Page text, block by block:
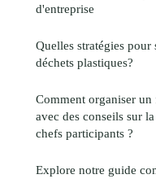
d'entreprise
Quelles stratégies
déchets plastiques?
Comment organiser
avec des conseils sur
chefs participants ?
Explore notre guide